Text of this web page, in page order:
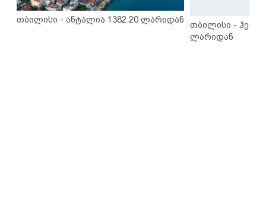
თბილისი - ანტალია 1382.20 ლარიდან
თბილისი -
ლარიდან